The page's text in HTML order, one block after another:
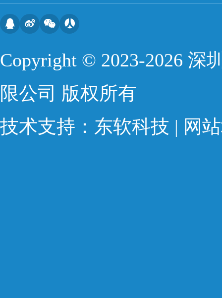
Copyright © 2023-2026 深
限公司 版权所有
技术支持： 东软科技 | 网